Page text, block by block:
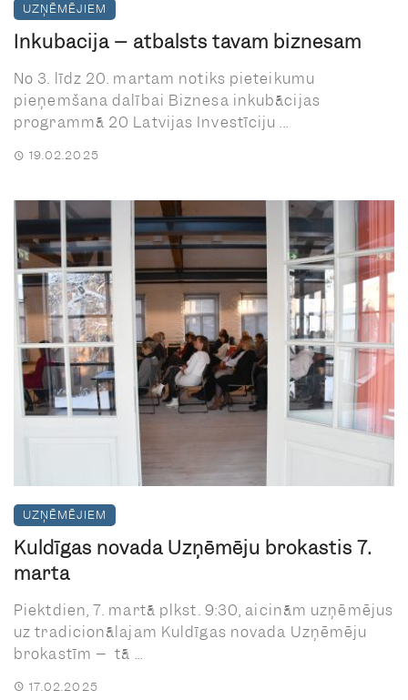
UZŅĒMĒJIEM
Inkubācija – atbalsts tavam biznesam
No 3. līdz 20. martam notiks pieteikumu
pieņemšana dalībai Biznesa inkubācijas
programmā 20 Latvijas Investīciju ...
19.02.2025
UZŅĒMĒJIEM
Kuldīgas novada Uzņēmēju brokastis 7.
martā
Piektdien, 7. martā plkst. 9:30, aicinām uzņēmējus
uz tradicionālajam Kuldīgas novada Uzņēmēju
brokastīm – tā ...
17.02.2025